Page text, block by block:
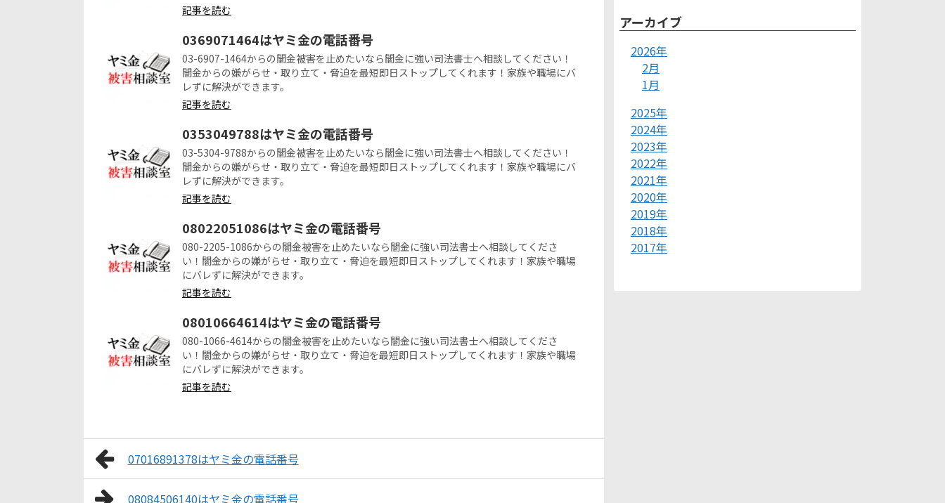
記事を読む
0369071464はヤミ金の電話番号
03-6907-1464からの闇金被害を止めたいなら闇金に強い司法書士へ相談してください！
闇金からの嫌がらせ・取り立て・脅迫を最短即日ストップしてくれます！家族や職場にバ
レずに解決ができます。
記事を読む
0353049788はヤミ金の電話番号
03-5304-9788からの闇金被害を止めたいなら闇金に強い司法書士へ相談してください！
闇金からの嫌がらせ・取り立て・脅迫を最短即日ストップしてくれます！家族や職場にバ
レずに解決ができます。
記事を読む
08022051086はヤミ金の電話番号
080-2205-1086からの闇金被害を止めたいなら闇金に強い司法書士へ相談してくださ
い！闇金からの嫌がらせ・取り立て・脅迫を最短即日ストップしてくれます！家族や職場
にバレずに解決ができます。
記事を読む
08010664614はヤミ金の電話番号
080-1066-4614からの闇金被害を止めたいなら闇金に強い司法書士へ相談してくださ
い！闇金からの嫌がらせ・取り立て・脅迫を最短即日ストップしてくれます！家族や職場
にバレずに解決ができます。
記事を読む
07016891378はヤミ金の電話番号
08084506140はヤミ金の電話番号
アーカイブ
2026年
2月
1月
2025年
2024年
2023年
2022年
2021年
2020年
2019年
2018年
2017年